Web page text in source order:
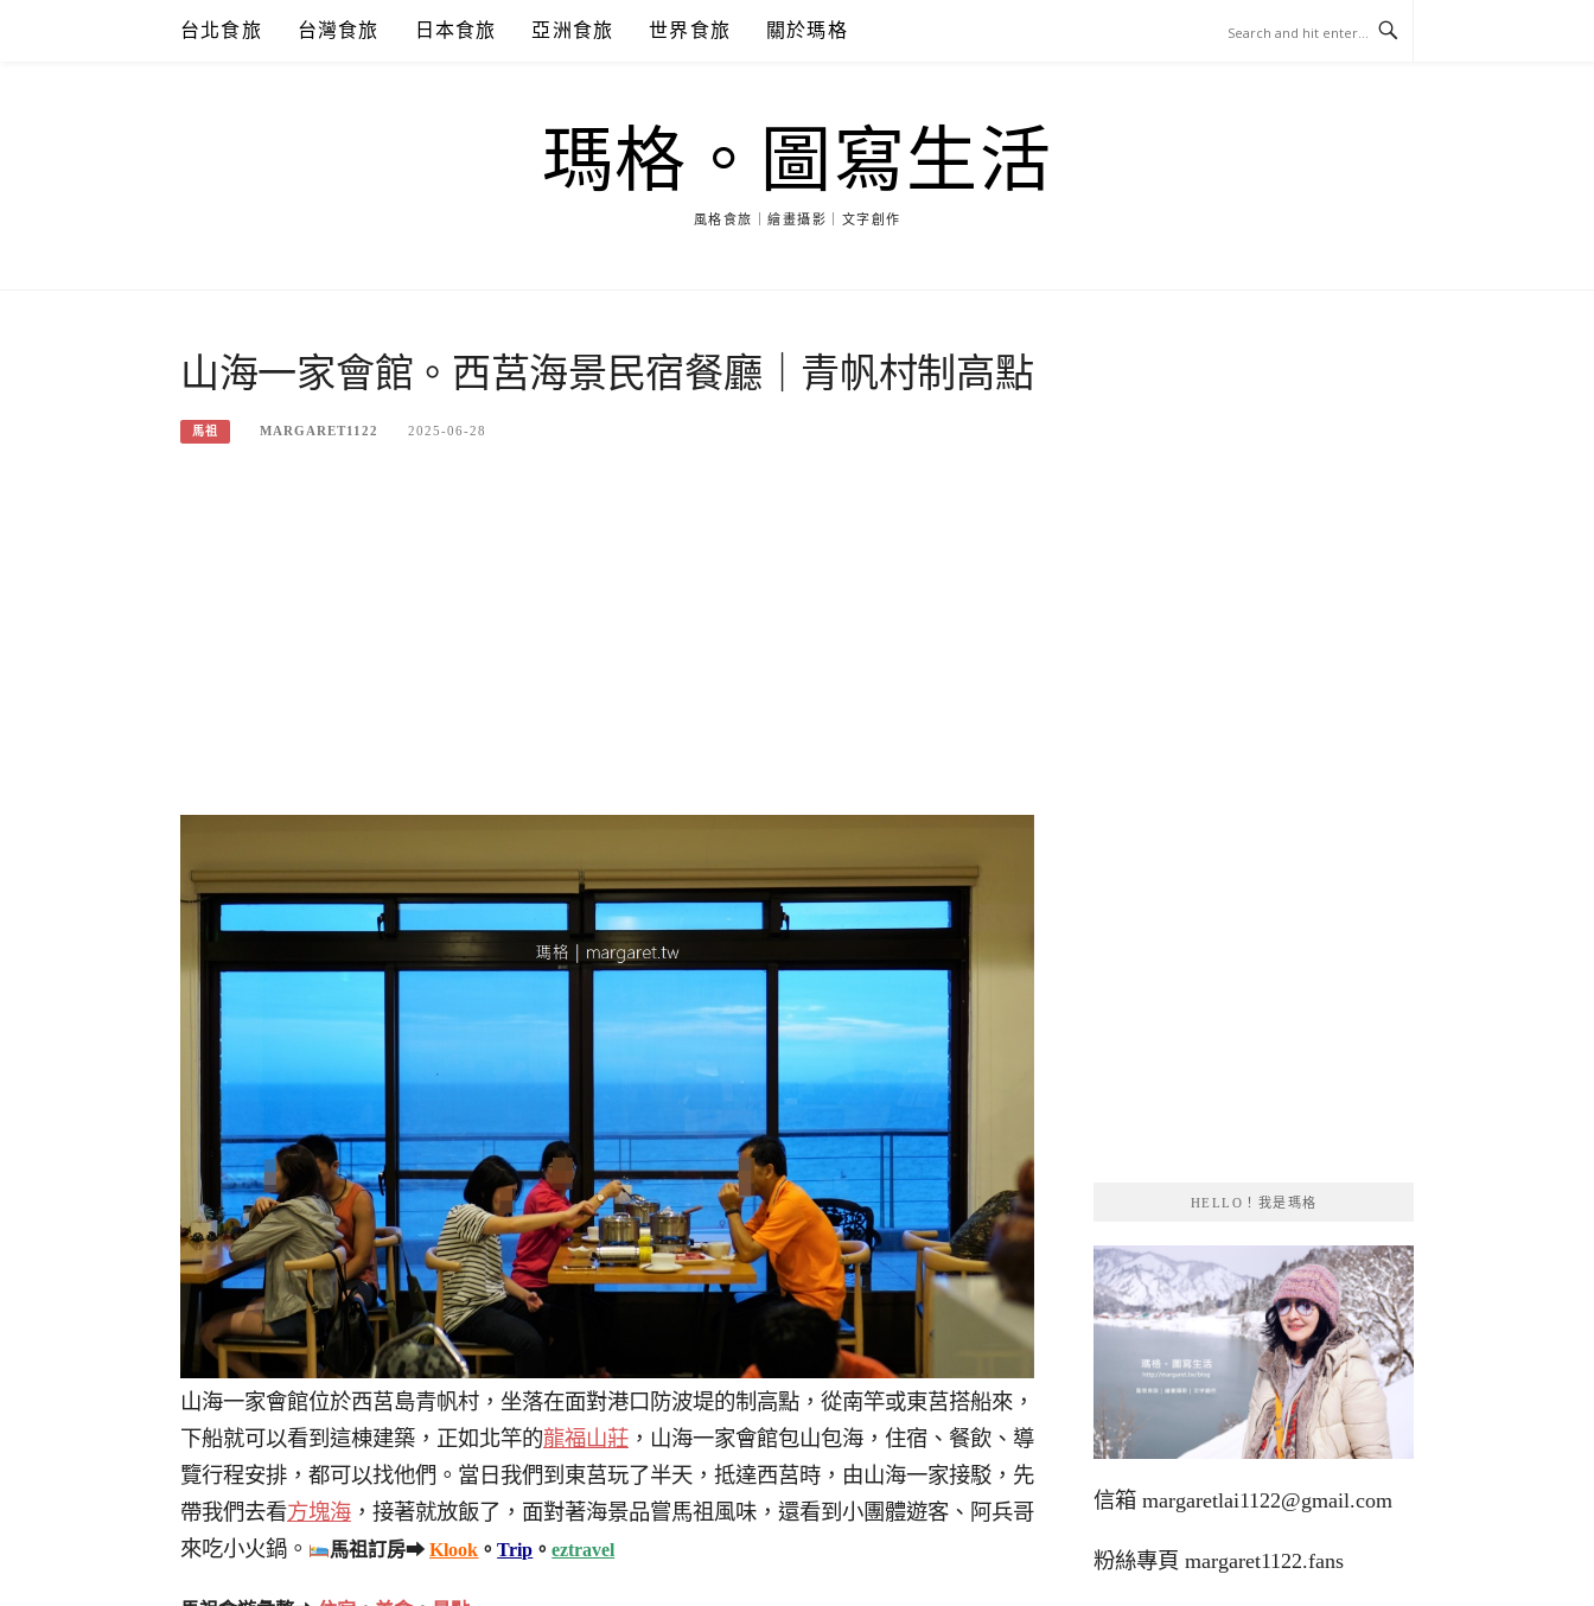
台北食旅 台灣食旅 日本食旅 亞洲食旅 世界食旅 關於瑪格
瑪格。圖寫生活
風格食旅｜繪畫攝影｜文字創作
山海一家會館。西莒海景民宿餐廳｜青帆村制高點
馬祖 MARGARET1122 2025-06-28
山海一家會館位於西莒島青帆村，坐落在面對港口防波堤的制高點，從南竿或東莒搭船來，
下船就可以看到這棟建築，正如北竿的龍福山莊 ，山海一家會館包山包海，住宿、餐飲、導
覽行程安排，都可以找他們。當日我們到東莒玩了半天，抵達西莒時，由山海一家接駁，先
帶我們去看方塊海 ，接著就放飯了，面對著海景品嘗馬祖風味，還看到小團體遊客、阿兵哥
來吃小火鍋。
馬祖訂房➡Klook 。Trip 。eztravel
HELLO！我是瑪格
信箱 margaretlai1122@gmail.com
粉絲專頁 margaret1122.fans